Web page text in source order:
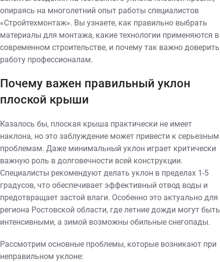
опираясь на многолетний опыт работы специалистов
«Стройтехмонтаж». Вы узнаете, как правильно выбрать
материалы для монтажа, какие технологии применяются в
современном строительстве, и почему так важно доверить
работу профессионалам.
Почему важен правильный уклон
плоской крыши
Казалось бы, плоская крыша практически не имеет
наклона, но это заблуждение может привести к серьезным
проблемам. Даже минимальный уклон играет критически
важную роль в долговечности всей конструкции.
Специалисты рекомендуют делать уклон в пределах 1-5
градусов, что обеспечивает эффективный отвод воды и
предотвращает застой влаги. Особенно это актуально для
региона Ростовской области, где летние дожди могут быть
интенсивными, а зимой возможны обильные снегопады.
Рассмотрим основные проблемы, которые возникают при
неправильном уклоне: